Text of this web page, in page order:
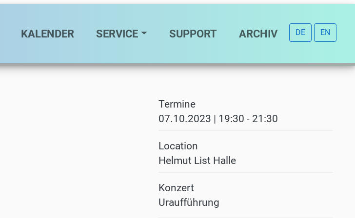
KALENDER SERVICE SUPPORT ARCHIV DE EN
Termine
07.10.2023 | 19:30 - 21:30
Location
Helmut List Halle
Konzert
Uraufführung